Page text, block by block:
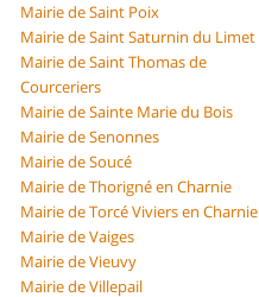
Mairie de Saint Poix
Mairie de Saint Saturnin du Limet
Mairie de Saint Thomas de
Courceriers
Mairie de Sainte Marie du Bois
Mairie de Senonnes
Mairie de Soucé
Mairie de Thorigné en Charnie
Mairie de Torcé Viviers en Charnie
Mairie de Vaiges
Mairie de Vieuvy
Mairie de Villepail